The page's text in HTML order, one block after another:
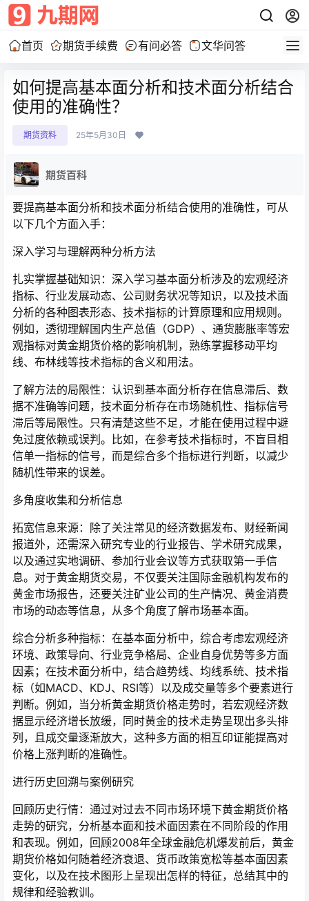
首页 期货手续费 有问必答 文华问答
如何提高基本面分析和技术面分析结合
使用的准确性？
期货资料 25年5月30日
期货百科
要提高基本面分析和技术面分析结合使用的准确性，可从
以下几个方面入手：
深入学习与理解两种分析方法
扎实掌握基础知识：深入学习基本面分析涉及的宏观经济
指标、行业发展动态、公司财务状况等知识，以及技术面
分析的各种图表形态、技术指标的计算原理和应用规则。
例如，透彻理解国内生产总值（GDP）、通货膨胀率等宏
观指标对黄金期货价格的影响机制，熟练掌握移动平均
线、布林线等技术指标的含义和用法。
了解方法的局限性：认识到基本面分析存在信息滞后、数
据不准确等问题，技术面分析存在市场随机性、指标信号
滞后等局限性。只有清楚这些不足，才能在使用过程中避
免过度依赖或误判。比如，在参考技术指标时，不盲目相
信单一指标的信号，而是综合多个指标进行判断，以减少
随机性带来的误差。
多角度收集和分析信息
拓宽信息来源：除了关注常见的经济数据发布、财经新闻
报道外，还需深入研究专业的行业报告、学术研究成果，
以及通过实地调研、参加行业会议等方式获取第一手信
息。对于黄金期货交易，不仅要关注国际金融机构发布的
黄金市场报告，还要关注矿业公司的生产情况、黄金消费
市场的动态等信息，从多个角度了解市场基本面。
综合分析多种指标：在基本面分析中，综合考虑宏观经济
环境、政策导向、行业竞争格局、企业自身优势等多方面
因素；在技术面分析中，结合趋势线、均线系统、技术指
标（如MACD、KDJ、RSI等）以及成交量等多个要素进行
判断。例如，当分析黄金期货价格走势时，若宏观经济数
据显示经济增长放缓，同时黄金的技术走势呈现出多头排
列，且成交量逐渐放大，这种多方面的相互印证能提高对
价格上涨判断的准确性。
进行历史回溯与案例研究
回顾历史行情：通过对过去不同市场环境下黄金期货价格
走势的研究，分析基本面和技术面因素在不同阶段的作用
和表现。例如，回顾2008年全球金融危机爆发前后，黄金
期货价格如何随着经济衰退、货币政策宽松等基本面因素
变化，以及在技术图形上呈现出怎样的特征，总结其中的
规律和经验教训。